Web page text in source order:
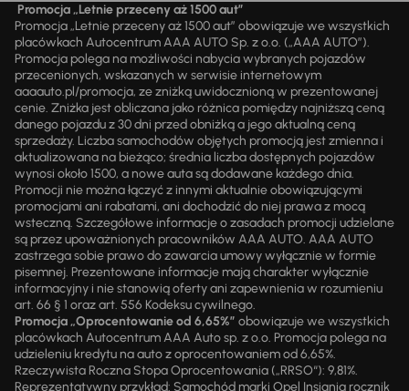
Promocja „Letnie przeceny aż 1500 aut”
Promocja „Letnie przeceny aż 1500 aut” obowiązuje we wszystkich
placówkach Autocentrum AAA AUTO Sp. z o.o. („AAA AUTO”).
Promocja polega na możliwości nabycia wybranych pojazdów
przecenionych, wskazanych w serwisie internetowym
aaaauto.pl/promocja, ze zniżką uwidocznioną w prezentowanej
cenie. Zniżka jest obliczana jako różnica pomiędzy najniższą ceną
danego pojazdu z 30 dni przed obniżką a jego aktualną ceną
sprzedaży. Liczba samochodów objętych promocją jest zmienna i
aktualizowana na bieżąco; średnia liczba dostępnych pojazdów
wynosi około 1500, a nowe auta są dodawane każdego dnia.
Promocji nie można łączyć z innymi aktualnie obowiązującymi
promocjami ani rabatami, ani dochodzić do niej prawa z mocą
wsteczną. Szczegółowe informacje o zasadach promocji udzielane
są przez upoważnionych pracowników AAA AUTO. AAA AUTO
zastrzega sobie prawo do zawarcia umowy wyłącznie w formie
pisemnej. Prezentowane informacje mają charakter wyłącznie
informacyjny i nie stanowią oferty ani zapewnienia w rozumieniu
art. 66 § 1 oraz art. 556 Kodeksu cywilnego.
Promocja „Oprocentowanie od 6,65%” obowiązuje we wszystkich
placówkach Autocentrum AAA Auto sp. z o.o. Promocja polega na
udzieleniu kredytu na auto z oprocentowaniem od 6,65%.
Rzeczywista Roczna Stopa Oprocentowania („RRSO“): 9,81%.
Reprezentatywny przykład: Samochód marki Opel Insignia rocznik